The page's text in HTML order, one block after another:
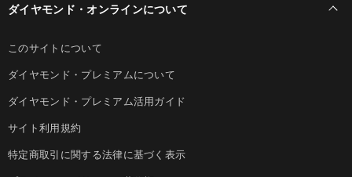
ダイヤモンド・オンラインについて
このサイトについて
ダイヤモンド・プレミアムについて
ダイヤモンド・プレミアム活用ガイド
サイト利用規約
特定商取引に関する法律に基づく表示